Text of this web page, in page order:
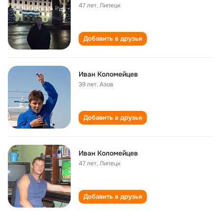
47 лет,Липецк
Добавить в друзья
Иван Коломейцев
39 лет,Азов
Добавить в друзья
Иван Коломейцев
47 лет,Липецк
Добавить в друзья